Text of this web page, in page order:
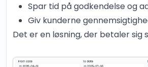
Spar tid på godkendelse og
Giv kunderne
Det er en løsning, der betaler sig